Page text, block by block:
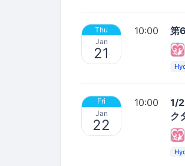
Thu
Jan
21
10:00 第
Fri
Jan
22
10:00
1/
ク